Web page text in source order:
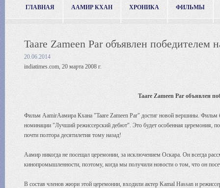
ГЛАВНАЯ ААМИР КХАН ХРОНИКА ФИЛЬМЫ
Taare Zameen Par объявлен
20.06.2014
indiatimes.com, 20 марта 2008 г.
Taare Zameen Par объявлен
Фильм AamirАамира Кхана "Taare Zameen Par" достиг новой вершины.
номинации "Лучший режиссерский дебют". Это будет особенная церемония,
почти полтора десятилетия тому назад!
Аамир никогда не посещал церемонии, за исключением Оскара. Он всегда
кинопромышленности, поэтому, когда мы получили новости о том, что он
В состав членов жюри этой церемонии, входили актер Kamal Hassan и